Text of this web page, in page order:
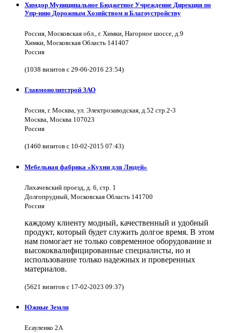
Химдор Муниципальное Бюджетное Учреждение Дирекция по
Упр-нию Дорожным Хозяйством и Благоустройству
Россия, Московская обл., г. Химки, Нагорное шоссе, д.9
Химки, Московская Область 141407
Россия
(1038 визитов с 29-06-2016 23:54)
Главмонолитстрой ЗАО
Россия, г. Москва, ул. Электрозаводская, д.52 стр.2-3
Москва, Москва 107023
Россия
(1460 визитов с 10-02-2015 07:43)
Мебельная фабрика «Кухни для Людей»
Лихачевский проезд, д. 6, стр. 1
Долгопрудный, Московская Область 141700
Россия
каждому клиенту модный, качественный и удобный
продукт, который будет служить долгое время. В этом
нам помогает не только современное оборудование и
высококвалифицированные специалисты, но и
использование только надежных и проверенных
материалов.
(5621 визитов с 17-02-2023 09:37)
Южные Земли
Есауленко 2А